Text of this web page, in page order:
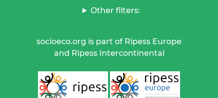
Other filters:
socioeco.org is part of Ripess Europe
and Ripess Intercontinental